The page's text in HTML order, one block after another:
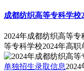
成都纺织高等专科学校
2024年成都纺织高等
等专科学校2024年高
单独招生录取信息